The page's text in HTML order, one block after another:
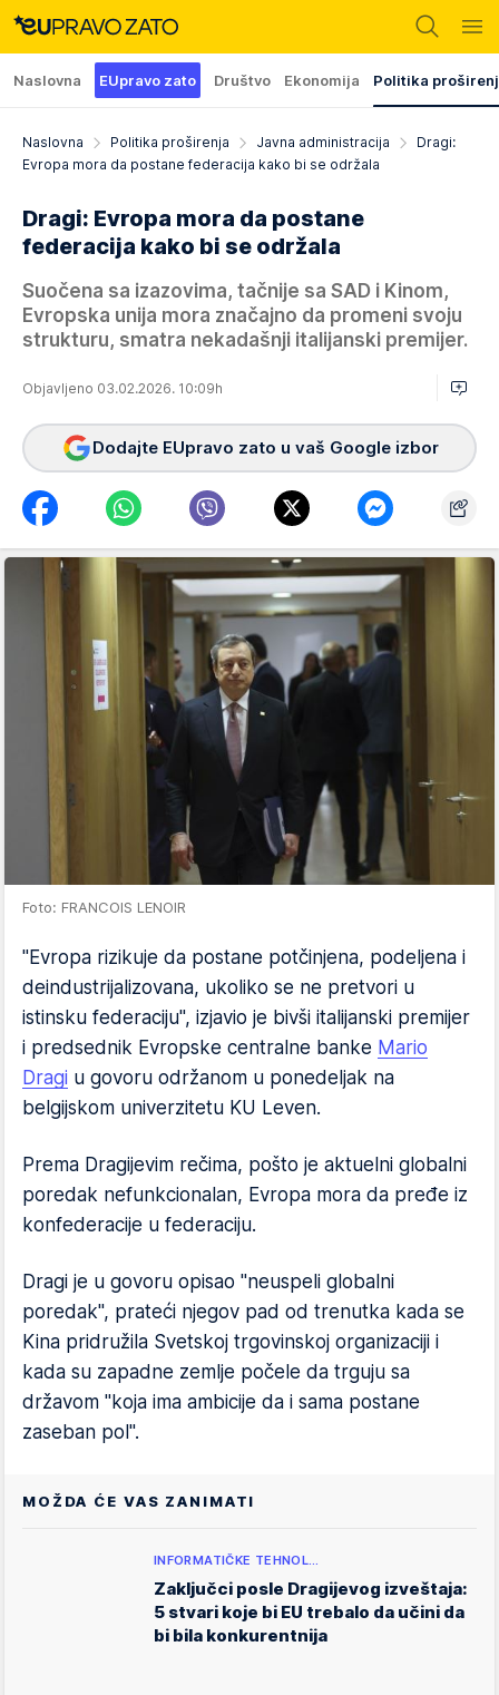
Naslovna EUpravo zato Društvo Ekonomija Politika
Naslovna Politika proširenja Javna administracija
Dragi:
Evropa mora da postane federacija kako bi se održala
Dragi: Evropa mora da postane
federacija kako bi se održala
Suočena sa izazovima, tačnije sa SAD i Kinom,
Evropska unija mora značajno da promeni svoju
strukturu, smatra nekadašnji italijanski premijer.
Objavljeno 03.02.2026. 10:09h
Dodajte EUpravo zato u vaš Google izbor
Foto: FRANCOIS LENOIR
"Evropa rizikuje da postane potčinjena, podeljena i
deindustrijalizovana, ukoliko se ne pretvori u
istinsku federaciju", izjavio je bivši italijanski premijer
i predsednik Evropske centralne banke Mario
Dragi u govoru održanom u ponedeljak na
belgijskom univerzitetu KU Leven.
Prema Dragiјevim rečima, pošto je aktuelni globalni
poredak nefunkcionalan, Evropa mora da pređe iz
konfederacije u federaciju.
Dragi je u govoru opisao "neuspeli globalni
poredak", prateći njegov pad od trenutka kada se
Kina pridružila Svetskoj trgovinskoj organizaciji i
kada su zapadne zemlje počele da trguju sa
državom "koja ima ambicije da i sama postane
zaseban pol".
MOŽDA ĆE VAS ZANIMATI
INFORMATIČKE TEHNOL…
Zaključci posle Dragijevog izveštaja:
5 stvari koje bi EU trebalo da učini da
bi bila konkurentnija